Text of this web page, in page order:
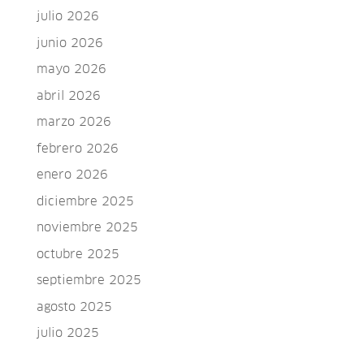
julio 2026
junio 2026
mayo 2026
abril 2026
marzo 2026
febrero 2026
enero 2026
diciembre 2025
noviembre 2025
octubre 2025
septiembre 2025
agosto 2025
julio 2025